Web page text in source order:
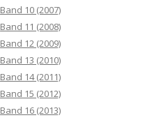
Band 10 (2007)
Band 11 (2008)
Band 12 (2009)
Band 13 (2010)
Band 14 (2011)
Band 15 (2012)
Band 16 (2013)